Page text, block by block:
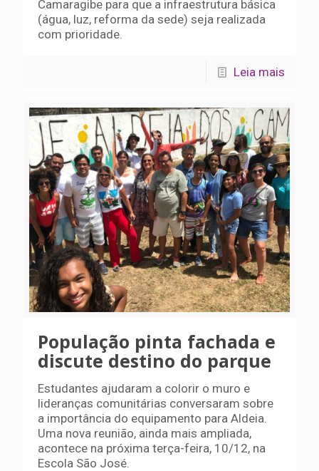
Camaragibe para que a infraestrutura básica
(água, luz, reforma da sede) seja realizada
com prioridade.
Leia mais
População pinta fachada e
discute destino do parque
Estudantes ajudaram a colorir o muro e
lideranças comunitárias conversaram sobre
a importância do equipamento para Aldeia.
Uma nova reunião, ainda mais ampliada,
acontece na próxima terça-feira, 10/12, na
Escola São José.